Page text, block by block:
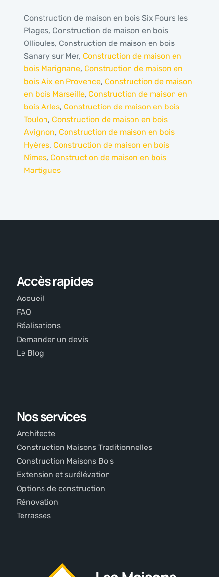
Construction de maison en bois Six Fours les
Plages, Construction de maison en bois
Ollioules, Construction de maison en bois
Sanary sur Mer, Construction de maison en
bois Marignane, Construction de maison en
bois Aix en Provence, Construction de maison
en bois Marseille, Construction de maison en
bois Arles, Construction de maison en bois
Toulon, Construction de maison en bois
Avignon, Construction de maison en bois
Hyères, Construction de maison en bois
Nîmes, Construction de maison en bois
Martigues
Nos services
Architecte
Construction Maisons Traditionnelles
Construction Maisons Bois
Extension et surélévation
Options de construction
Rénovation
Terrasses
Accès rapides
Accueil
FAQ
Réalisations
Demander un devis
Le Blog